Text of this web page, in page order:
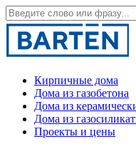
Кирпичные дома
Дома из газобетона
Дома из
Дома из
Проекты и цены